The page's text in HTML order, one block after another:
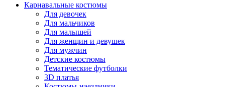
Карнавальные костюмы
Для девочек
Для мальчиков
Для малышей
Для женщин и девушек
Для мужчин
Детские костюмы
Тематические футболки
3D платья